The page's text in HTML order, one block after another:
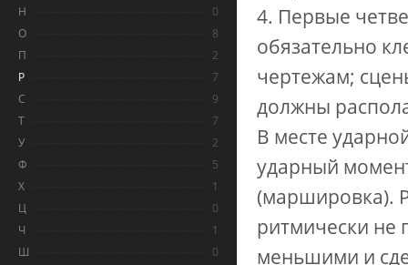
Н
0
О
8
П
2
Р
7
С
9
Т
7
У
2
Ф
5
Х
1
Ц
0
Ч
1
Ш
0
4. Первые
обязательно
чертежам;
должны
В месте
ударный
(маршировка).
ритмически не
меньшими и